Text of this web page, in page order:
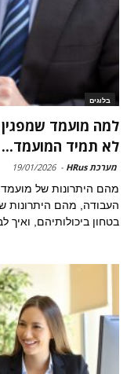
בלוגים
למה מועמד שמפגין
לא תמיד המועמד...
מערכת HRus -
19/01/2026
מהם היתרונות של
העבודה, מהם היתרונות
בטחון ביכולותיהם,